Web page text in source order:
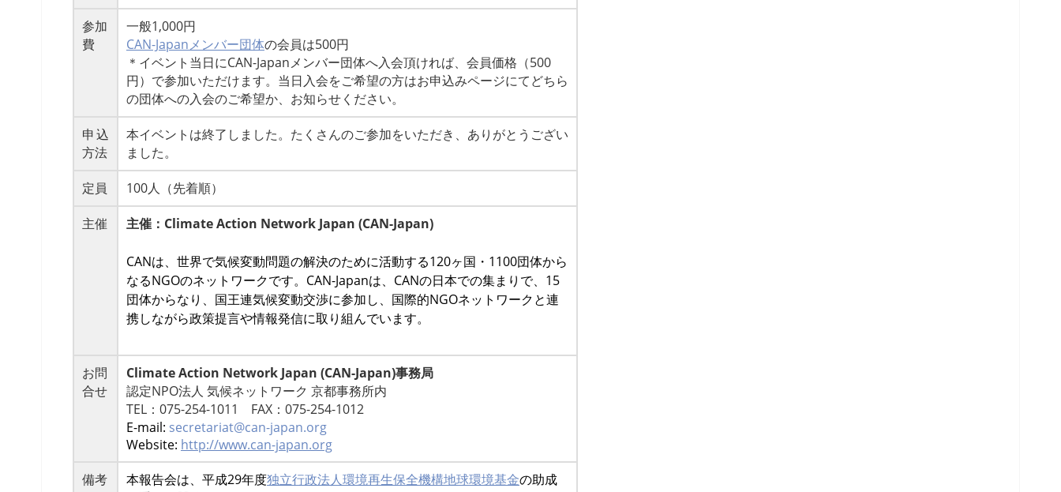
参加
費
一般1,000円
CAN-Japanメンバー団体の会員は500円
＊イベント当日にCAN-Japanメンバー団体へ入会頂ければ、会員価格（500
円）で参加いただけます。当日入会をご希望の方はお申込みページにてどちら
の団体への入会のご希望か、お知らせください。
申込
方法
本イベントは終了しました。たくさんのご参加をいただき、ありがとうござい
ました。
定員 100人（先着順）
主催 主催：Climate Action Network Japan (CAN-Japan)
CANは、世界で気候変動問題の解決のために活動する120ヶ国 ・1100団体から
なるNGOのネットワークです。CAN-Japanは、CANの日本での集まりで、15
団体からなり、国王連気候変動交渉に参加し、国際的NGOネットワークと連
携しながら政策提言や情報発信に取り組んでいます。
お問
合せ
Climate Action Network Japan (CAN-Japan)事務局
認定NPO法人 気候ネットワーク 京都事務所内
TEL：075-254-1011 FAX：075-254-1012
E-mail: secretariat@can-japan.org
Website: http://www.can-japan.org
備考
本報告会は、 平成29年度独立行政法人環境再生保全機構地球環境基金の助成